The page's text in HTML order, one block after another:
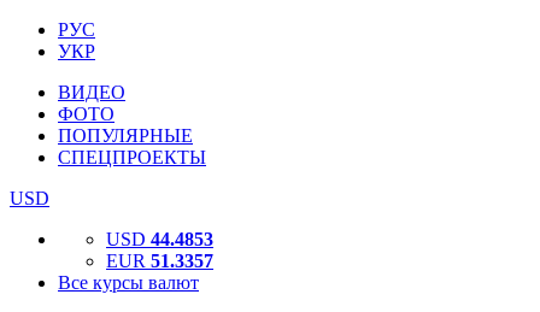
РУС
УКР
ВИДЕО
ФОТО
ПОПУЛЯРНЫЕ
СПЕЦПРОЕКТЫ
USD
USD 44.4853
EUR 51.3357
Все курсы валют